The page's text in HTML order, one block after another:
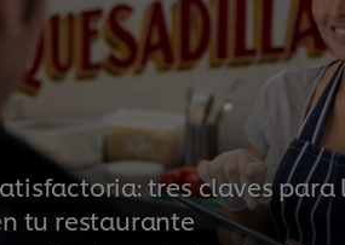
tres claves
tu restaurante